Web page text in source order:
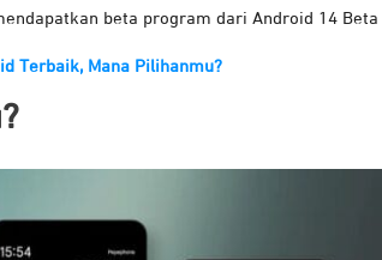
beta program dari Android 14 Beta
Terbaik, Mana Pilihanmu?